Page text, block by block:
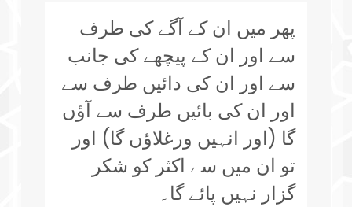
پھر میں ان کے آگے کی طرف
سے اور ان کے پیچھے کی جانب
سے اور ان کی دائیں طرف سے
اور ان کی بائیں طرف سے آؤں
گا (اور انہیں ورغلاؤں گا) اور
تو ان میں سے اکثر کو شکر
گزار نہیں پائے گا۔